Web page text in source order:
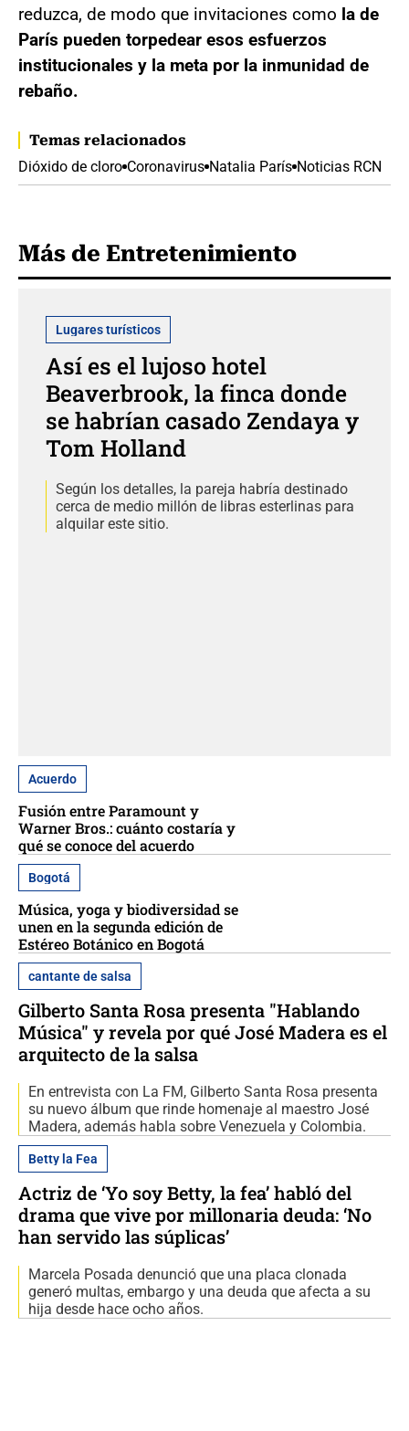
reduzca, de modo que invitaciones como la de
París pueden torpedear esos esfuerzos
institucionales y la meta por la inmunidad de
rebaño.
Temas relacionados
Dióxido de cloro Coronavirus Natalia París Noticias RCN
Más de Entretenimiento
Lugares turísticos
Así es el lujoso hotel
Beaverbrook, la finca donde
se habrían casado Zendaya y
Tom Holland
Según los detalles, la pareja habría destinado
cerca de medio millón de libras esterlinas para
alquilar este sitio.
Acuerdo
Fusión entre Paramount y
Warner Bros.: cuánto costaría y
qué se conoce del acuerdo
Bogotá
Música, yoga y biodiversidad se
unen en la segunda edición de
Estéreo Botánico en Bogotá
cantante de salsa
Gilberto Santa Rosa presenta "Hablando
Música" y revela por qué José Madera es el
arquitecto de la salsa
En entrevista con La FM, Gilberto Santa Rosa presenta
su nuevo álbum que rinde homenaje al maestro José
Madera, además habla sobre Venezuela y Colombia.
Betty la Fea
Actriz de ‘Yo soy Betty, la fea’ habló del
drama que vive por millonaria deuda: ‘No
han servido las súplicas’
Marcela Posada denunció que una placa clonada
generó multas, embargo y una deuda que afecta a su
hija desde hace ocho años.